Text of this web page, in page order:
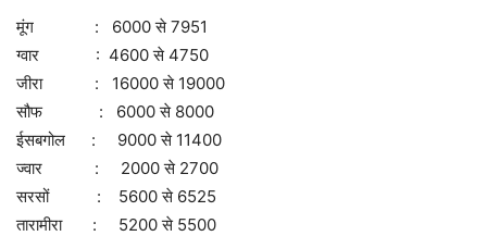
मूंग : 6000 से 7951
ग्वार : 4600 से 4750
जीरा : 16000 से 19000
सौफ : 6000 से 8000
ईसबगोल : 9000 से 11400
ज्वार : 2000 से 2700
सरसों : 5600 से 6525
तारामीरा : 5200 से 5500